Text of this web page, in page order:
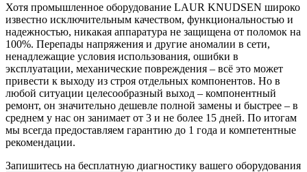
Хотя промышленное оборудование LAUR KNUDSEN широко
известно исключительным качеством, функциональностью и
надежностью, никакая аппаратура не защищена от поломок на
100%. Перепады напряжения и другие аномалии в сети,
ненадлежащие условия использования, ошибки в
эксплуатации, механические повреждения – всё это может
привести к выходу из строя отдельных компонентов. Но в
любой ситуации целесообразный выход – компонентный
ремонт, он значительно дешевле полной замены и быстрее – в
среднем у нас он занимает от 3 и не более 15 дней. По итогам
мы всегда предоставляем гарантию до 1 года и компетентные
рекомендации.
Запишитесь на бесплатную диагностику вашего оборудования